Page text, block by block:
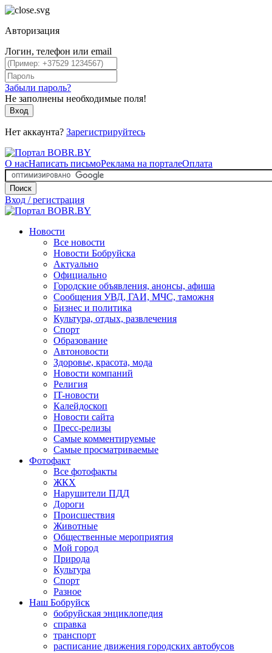
Авторизация
Логин, телефон или email
Забыли пароль?
Не заполнены необходимые поля!
Вход
Нет аккаунта? Зарегистрируйтесь
О насНаписать письмоРеклама на порталеОплата
Поиск
Вход / регистрация
Новости
Все новости
Новости Бобруйска
Актуально
Официально
Городские объявления, анонсы, афиша
Сообщения УВД, ГАИ, МЧС, таможня
Бизнес и политика
Культура, отдых, развлечения
Спорт
Образование
Автоновости
Здоровье, красота, мода
Новости компаний
Религия
IT-новости
Калейдоскоп
Новости сайта
Пресс-релизы
Самые комментируемые
Самые просматриваемые
Фотофакт
Все фотофакты
ЖКХ
Нарушители ПДД
Дороги
Происшествия
Животные
Общественные мероприятия
Мой город
Природа
Культура
Спорт
Разное
Наш Бобруйск
бобруйская энциклопедия
справка
транспорт
расписание движения городских автобусов